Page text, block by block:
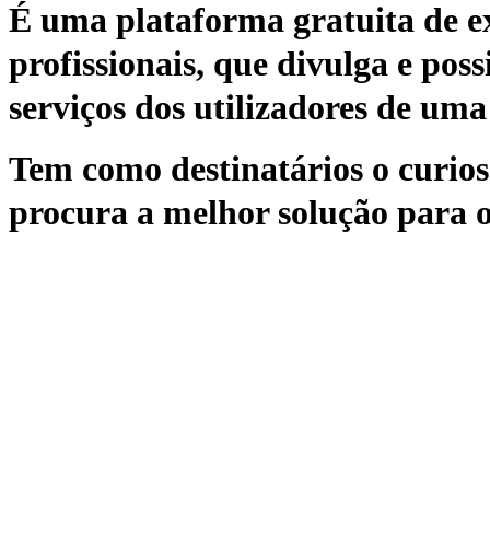
É uma plataforma gratuita de
profissionais, que divulga e
serviços dos utilizadores de
Tem como destinatários o
procura a melhor solução para